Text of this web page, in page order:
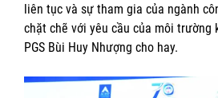
liên tục và sự tham gia của ngành
chặt chẽ với yêu cầu của môi trường
PGS Bùi Huy Nhượng cho hay.